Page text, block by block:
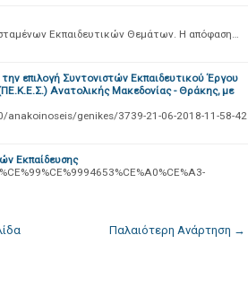
Εκπαιδευτικών Θεμάτων. Η απόφαση…
επιλογή Συντονιστών Εκπαιδευτικού Έργου
Ανατολικής Μακεδονίας - Θράκης, με
anakoinoseis/genikes/3739-21-06-2018-11-58-42
Εκπαίδευσης
Παλαιότερη Ανάρτηση →